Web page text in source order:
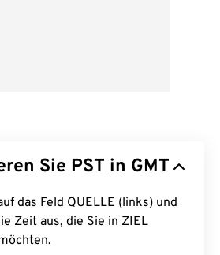
Sie PST in GMT
das Feld QUELLE (links) und
Zeit aus, die Sie in ZIEL